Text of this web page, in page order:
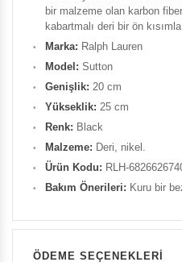
bir malzeme olan karbon
kabartmalı deri bir ön
Marka: Ralph Lauren
Model: Sutton
Genişlik: 20 cm
Yükseklik: 25 cm
Renk: Black
Malzeme: Deri, nikel.
Ürün Kodu: RLH-
Bakım Önerileri: Kuru bir
ÖDEME SEÇENEKLERI